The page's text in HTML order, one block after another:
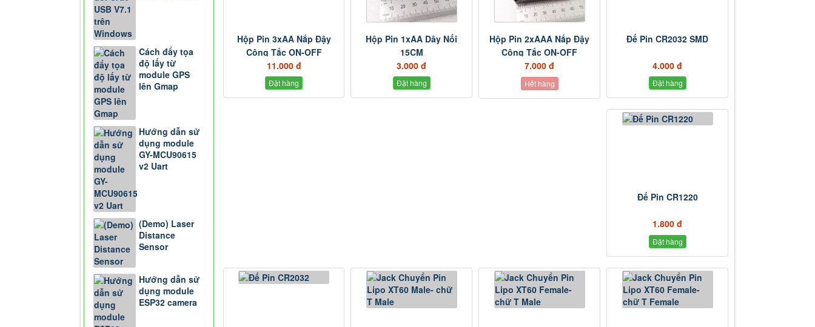
Hộp Pin 3xAA Nắp Đậy
Công Tắc ON-OFF
11.000 đ
Đặt hàng
Hộp Pin 1xAA Dây Nối
15CM
3.000 đ
Đặt hàng
Hộp Pin 2xAAA Nắp Đậy
Công Tắc ON-OFF
7.000 đ
Hết hàng
Đế Pin CR2032 SMD
4.000 đ
Đặt hàng
Đế Pin CR1220
1.800 đ
Đặt hàng
Cách đẩy tọa
độ lấy từ
module GPS
lên Gmap
Hướng dẫn sử
dụng module
GY-MCU90615
v2 Uart
(Demo) Laser
Distance
Sensor
Hướng dẫn sử
dụng module
ESP32 camera